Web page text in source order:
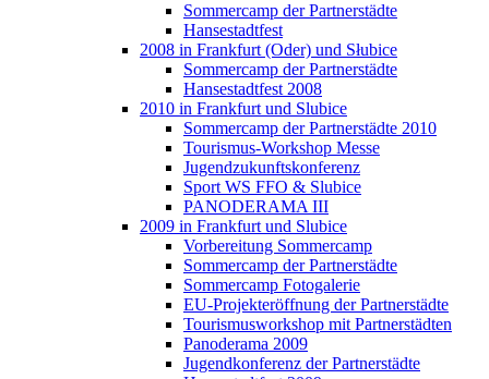
Sommercamp der Partnerstädte
Hansestadtfest
2008 in Frankfurt (Oder) und Słubice
Sommercamp der Partnerstädte
Hansestadtfest 2008
2010 in Frankfurt und Slubice
Sommercamp der Partnerstädte 2010
Tourismus-Workshop Messe
Jugendzukunftskonferenz
Sport WS FFO & Slubice
PANODERAMA III
2009 in Frankfurt und Slubice
Vorbereitung Sommercamp
Sommercamp der Partnerstädte
Sommercamp Fotogalerie
EU-Projekteröffnung der Partnerstädte
Tourismusworkshop mit Partnerstädten
Panoderama 2009
Jugendkonferenz der Partnerstädte